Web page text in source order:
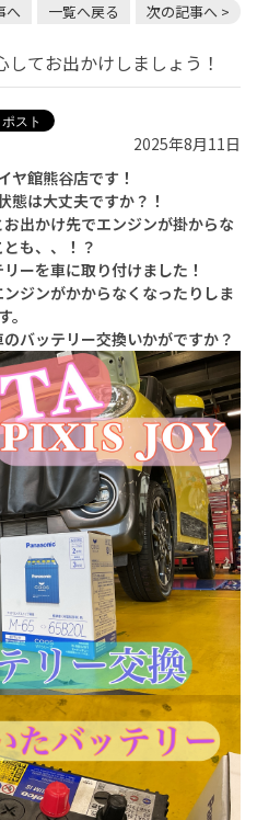
へ 一覧へ戻る 次の記事へ >
てお出かけしましょう！
2025年8月11日
ヤ館熊谷店です！
態は大丈夫ですか？！
出かけ先でエンジンが掛からな
も、、！？
ーを車に取り付けました！
ジンがかからなくなったりしま
す。
バッテリー交換いかがですか？